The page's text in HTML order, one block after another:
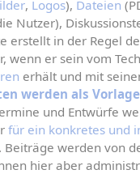
, Logos), Dateien
Nutzer),
erstellt in der Regel
wenn er sein vom
erhält und mit
werden als
und Entwürfe
für ein konkretes und
. Beiträge werden von
hier aber